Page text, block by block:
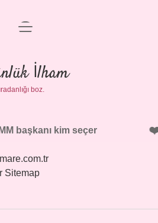
Anasayfa
Politikası
Yasal Uyarı
menüyü
İlham
boz.
başkanı kim seçer
Sitemap